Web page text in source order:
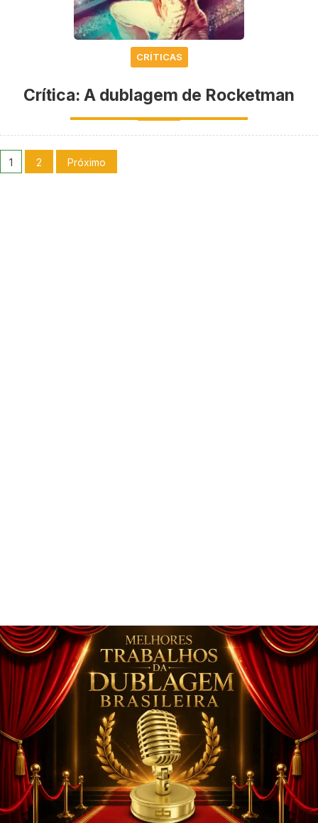
CRÍTICAS
Crítica: A dublagem de Rocketman
1 2 Próximo